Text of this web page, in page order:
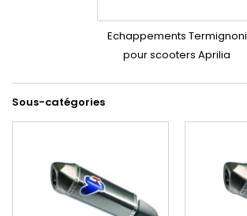
Echappements Termignoni
pour scooters Aprilia
Sous-catégories